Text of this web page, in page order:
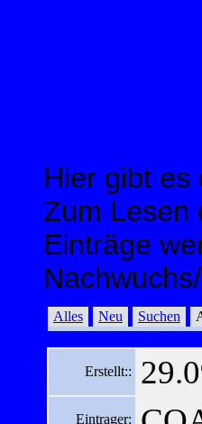
Hier gibt es
Zum Lesen
Einträge
Alles Neu Suchen
Erstellt::
Eintrager: